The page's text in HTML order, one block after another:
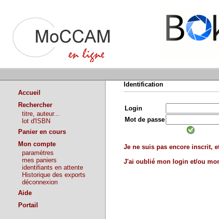
Accueil
Rechercher
titre, auteur...
lot d'ISBN
Panier en cours
Mon compte
paramètres
mes paniers
identifiants en attente
Historique des exports
déconnexion
Aide
Portail
Identification
Login
Mot de passe
Je ne suis pas encore inscrit,
J'ai oublié mon login et/ou